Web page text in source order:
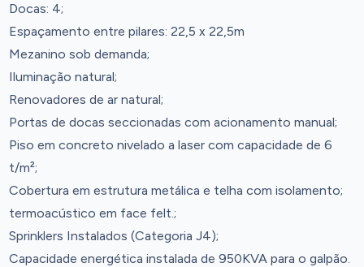
Docas: 4;
Espaçamento entre pilares: 22,5 x 22,5m
Mezanino sob demanda;
Iluminação natural;
Renovadores de ar natural;
Portas de docas seccionadas com acionamento manual;
Piso em concreto nivelado a laser com capacidade de 6
t/m²;
Cobertura em estrutura metálica e telha com isolamento;
termoacústico em face felt.;
Sprinklers Instalados (Categoria J4);
Capacidade energética instalada de 950KVA para o galpão.